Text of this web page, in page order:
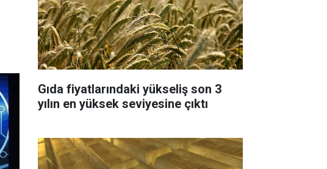
Gıda fiyatlarındaki yükseliş son 3
yılın en yüksek seviyesine çıktı